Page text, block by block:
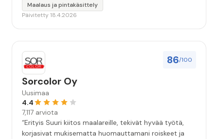
Maalaus ja pintakäsittely
Päivitetty 18.4.2026
86/100
Sorcolor Oy
Uusimaa
4.4
7,117 arviota
“Erityis Suuri kiitos maalareille, tekivät hyvää työtä,
korjasivat mukisematta huomauttamani roiskeet ja